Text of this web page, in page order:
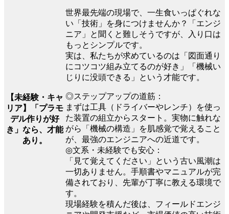
【未経験・キャ
リア】「プラモ
デル作りが好
き」なら、才能
あり。
世界最先端の現場で、一生食いっぱぐれな
い「技術」を身につけませんか？「エンジ
ニア」と聞くと難しそうですが、入り口は
もっとシンプルです。
実は、私たちが求めているのは「図面通り
にコツコツ組み立てるのが好き」「機械い
じりに没頭できる」という才能です。
◎ステップアップの道筋：
まずは工具（ドライバーやレンチ）を使っ
た装置の組立からスタート。実物に触れな
がら「機械の構造」を肌感覚で覚えること
が、最強のエンジニアへの近道です。
◎文系・未経験でも安心：
「見て覚えてください」という古い風潮は
一切ありません。手順書やマニュアルが完
備されており、先輩が丁寧に教える環境で
す。
現場経験を積んだ後は、フィールドエンジ